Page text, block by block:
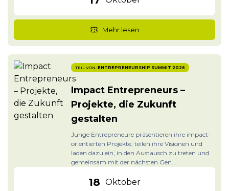
Mehr lesen
TEIL VON: ENTREPRENEURSHIP SUMMIT 2026
Impact Entrepreneurs –
Projekte, die Zukunft
gestalten
Junge Entrepreneure präsentieren ihre impact-
orientierten Projekte, teilen ihre Visionen und
laden dazu ein, in den Austausch zu treten und
gemeinsam mit der nächsten Gen...
18 Oktober